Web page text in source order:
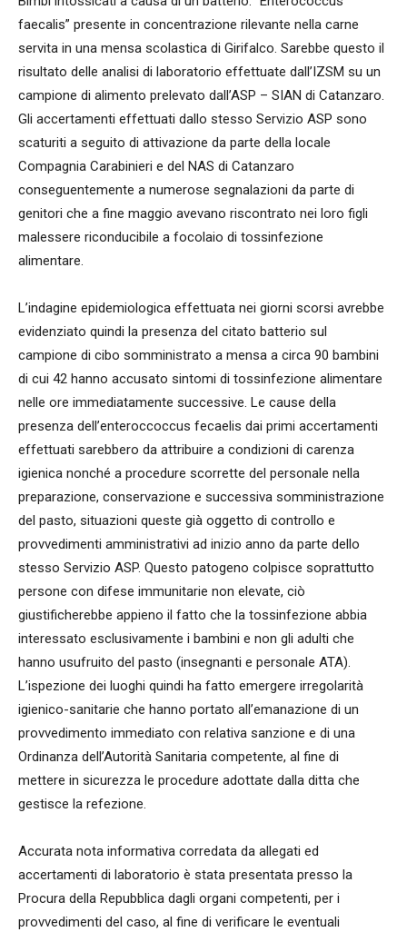
faecalis” presente in concentrazione rilevante nella carne
servita in una mensa scolastica di Girifalco. Sarebbe questo il
risultato delle analisi di laboratorio effettuate dall’IZSM su un
campione di alimento prelevato dall’ASP – SIAN di Catanzaro.
Gli accertamenti effettuati dallo stesso Servizio ASP sono
scaturiti a seguito di attivazione da parte della locale
Compagnia Carabinieri e del NAS di Catanzaro
conseguentemente a numerose segnalazioni da parte di
genitori che a fine maggio avevano riscontrato nei loro figli
malessere riconducibile a focolaio di tossinfezione
alimentare.
L’indagine epidemiologica effettuata nei giorni scorsi avrebbe
evidenziato quindi la presenza del citato batterio sul
campione di cibo somministrato a mensa a circa 90 bambini
di cui 42 hanno accusato sintomi di tossinfezione alimentare
nelle ore immediatamente successive. Le cause della
presenza dell’enteroccoccus fecaelis dai primi accertamenti
effettuati sarebbero da attribuire a condizioni di carenza
igienica nonché a procedure scorrette del personale nella
preparazione, conservazione e successiva somministrazione
del pasto, situazioni queste già oggetto di controllo e
provvedimenti amministrativi ad inizio anno da parte dello
stesso Servizio ASP. Questo patogeno colpisce soprattutto
persone con difese immunitarie non elevate, ciò
giustificherebbe appieno il fatto che la tossinfezione abbia
interessato esclusivamente i bambini e non gli adulti che
hanno usufruito del pasto (insegnanti e personale ATA).
L’ispezione dei luoghi quindi ha fatto emergere irregolarità
igienico-sanitarie che hanno portato all’emanazione di un
provvedimento immediato con relativa sanzione e di una
Ordinanza dell’Autorità Sanitaria competente, al fine di
mettere in sicurezza le procedure adottate dalla ditta che
gestisce la refezione.
Accurata nota informativa corredata da allegati ed
accertamenti di laboratorio è stata presentata presso la
Procura della Repubblica dagli organi competenti, per i
provvedimenti del caso, al fine di verificare le eventuali